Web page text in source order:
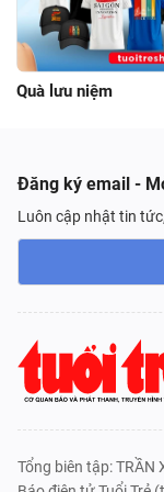
Quà lưu niệm
Đăng ký email -
Luôn cập nhật tin
Tổng biên tập: TRẦN